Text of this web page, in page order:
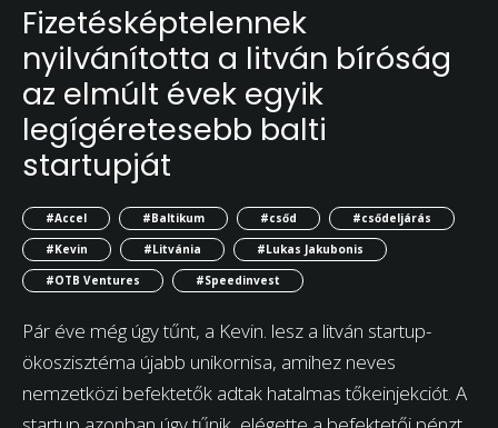
Fizetésképtelennek
nyilvánította a litván bíróság
az elmúlt évek egyik
legígéretesebb balti
startupját
#Accel #Baltikum #csőd
#csődeljárás
#Kevin
#Litvánia
#Lukas Jakubonis
#OTB Ventures
#Speedinvest
Pár éve még úgy tűnt, a Kevin. lesz a litván startup-
ökoszisztéma újabb unikornisa, amihez neves
nemzetközi befektetők adtak hatalmas tőkeinjekciót. A